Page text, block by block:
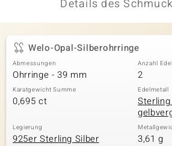
Details des
Welo-Opal-Silberohrringe
Abmessungen
Ohrringe - 39 mm
Anzahl
2
Karatgewicht Summe
0,695 ct
Edelmetall
Legierung
925er Sterling Silber 3,61 g